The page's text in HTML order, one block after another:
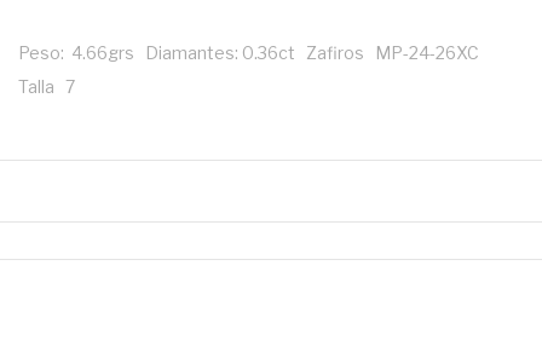
Peso: 4.66grs Diamantes: 0.36ct Zafiros MP-24-26XC
Talla 7